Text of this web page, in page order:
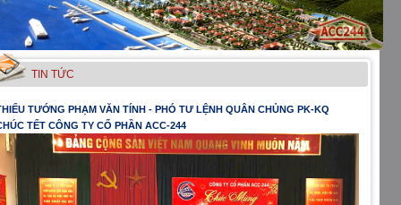
TIN TỨC
TƯỚNG PHẠM VĂN TÍNH - PHÓ TƯ LỆNH QUÂN CHỦNG PK-KQ
TẾT CÔNG TY CỔ PHẦN ACC-244